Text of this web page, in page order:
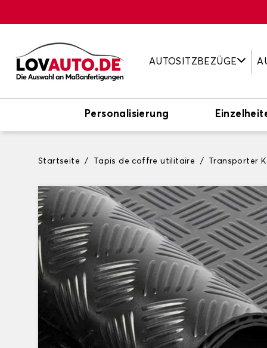
AUTOSITZBEZÜGE
Personalisierung
Startseite Tapis de coffre utilitaire Transporter